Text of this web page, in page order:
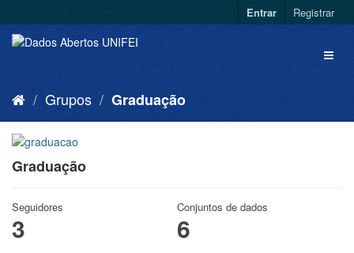
Entrar Registrar
Grupos Graduação
Graduação
Seguidores
3
Conjuntos de dados
6